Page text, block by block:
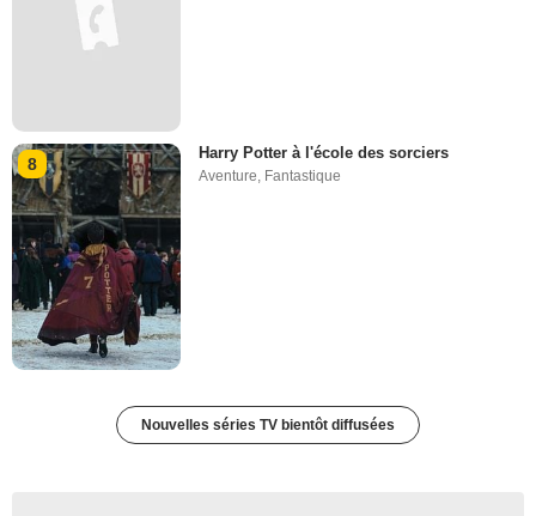
8
Harry Potter à l'école des sorciers
Aventure, Fantastique
Nouvelles séries TV bientôt diffusées